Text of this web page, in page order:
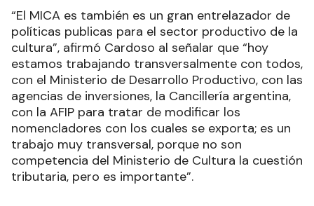
“El MICA es también es un gran entrelazador de
políticas publicas para el sector productivo de la
cultura”, afirmó Cardoso al señalar que “hoy
estamos trabajando transversalmente con todos,
con el Ministerio de Desarrollo Productivo, con las
agencias de inversiones, la Cancillería argentina,
con la AFIP para tratar de modificar los
nomencladores con los cuales se exporta; es un
trabajo muy transversal, porque no son
competencia del Ministerio de Cultura la cuestión
tributaria, pero es importante”.